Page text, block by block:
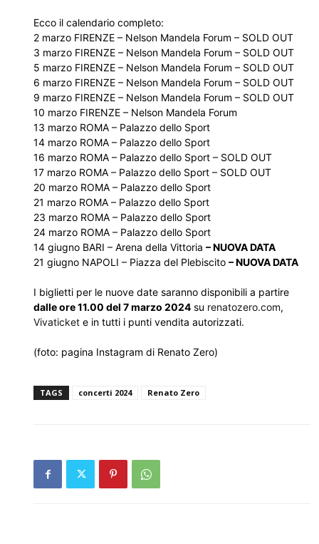
Ecco il calendario completo:
2 marzo FIRENZE – Nelson Mandela Forum – SOLD OUT
3 marzo FIRENZE – Nelson Mandela Forum – SOLD OUT
5 marzo FIRENZE – Nelson Mandela Forum – SOLD OUT
6 marzo FIRENZE – Nelson Mandela Forum – SOLD OUT
9 marzo FIRENZE – Nelson Mandela Forum – SOLD OUT
10 marzo FIRENZE – Nelson Mandela Forum
13 marzo ROMA – Palazzo dello Sport
14 marzo ROMA – Palazzo dello Sport
16 marzo ROMA – Palazzo dello Sport – SOLD OUT
17 marzo ROMA – Palazzo dello Sport – SOLD OUT
20 marzo ROMA – Palazzo dello Sport
21 marzo ROMA – Palazzo dello Sport
23 marzo ROMA – Palazzo dello Sport
24 marzo ROMA – Palazzo dello Sport
14 giugno BARI – Arena della Vittoria – NUOVA DATA
21 giugno NAPOLI – Piazza del Plebiscito – NUOVA DATA
I biglietti per le nuove date saranno disponibili a partire
dalle ore 11.00 del 7 marzo 2024 su renatozero.com,
Vivaticket e in tutti i punti vendita autorizzati.
(foto: pagina Instagram di Renato Zero)
TAGS concerti 2024 Renato Zero